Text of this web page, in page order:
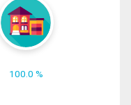
100.0 %